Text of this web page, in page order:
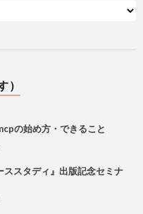
）
の始め方・できること
ススタディ』出版記念セミナ